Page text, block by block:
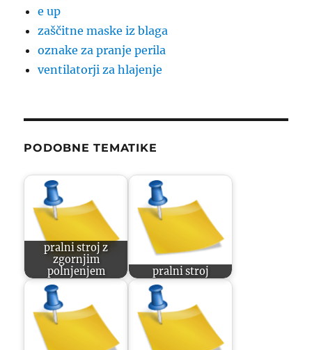
e up
zaščitne maske iz blaga
oznake za pranje perila
ventilatorji za hlajenje
PODOBNE TEMATIKE
pralni stroj z
zgornjim
polnjenjem
pralni stroj